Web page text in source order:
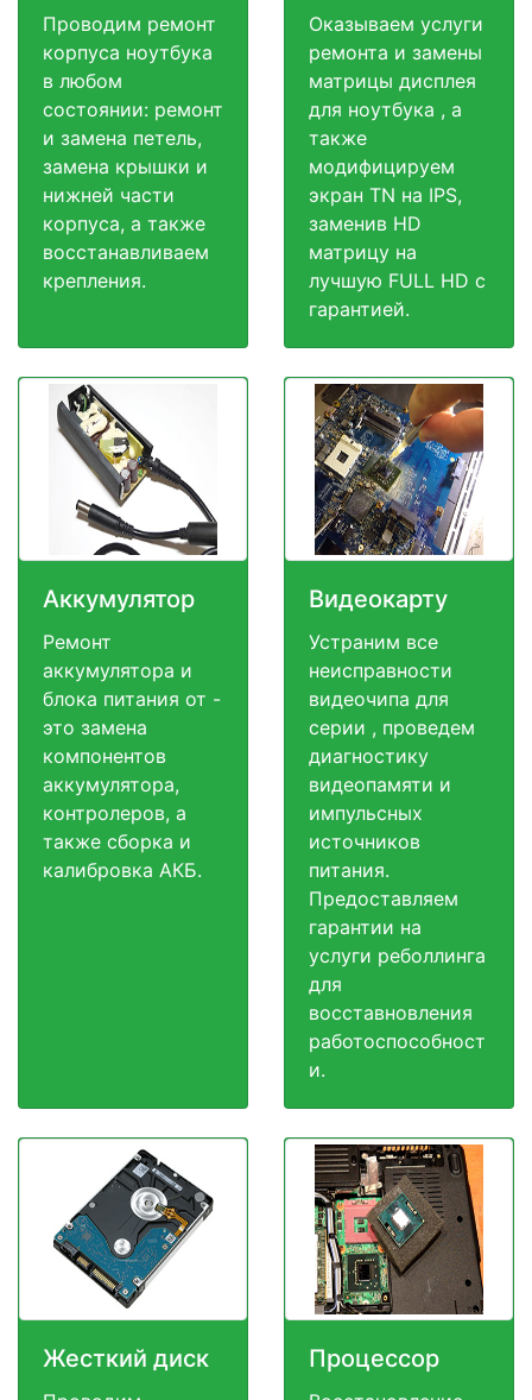
Проводим ремонт
корпуса ноутбука
в любом
состоянии: ремонт
и замена петель,
замена крышки и
нижней части
корпуса, а также
восстанавливаем
крепления.
Оказываем услуги
ремонта и замены
матрицы дисплея
для ноутбука , а
также
модифицируем
экран TN на IPS,
заменив HD
матрицу на
лучшую FULL HD c
гарантией.
Аккумулятор
Ремонт
аккумулятора и
блока питания от -
это замена
компонентов
аккумулятора,
контролеров, а
также сборка и
калибровка АКБ.
Видеокарту
Устраним все
неисправности
видеочипа для
серии , проведем
диагностику
видеопамяти и
импульсных
источников
питания.
Предоставляем
гарантии на
услуги реболлинга
для
восставновления
работоспособност
и.
Жесткий диск Процессор